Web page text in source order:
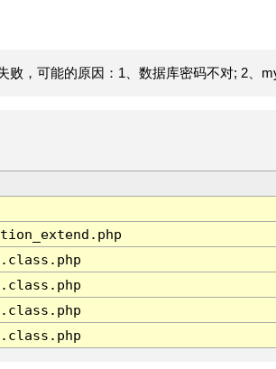
败，可能的原因：1、数据库密码不对; 2、